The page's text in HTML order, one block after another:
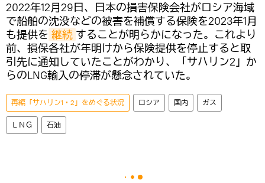
2022年12月29日、日本の損害保険会社がロシア海域
で船舶の沈没などの被害を補償する保険を2023年1月
も提供を 継続 することが明らかになった。これより
前、損保各社が年明けから保険提供を停止すると取
引先に通知していたことがわかり、「サハリン2」か
らのLNG輸入の停滞が懸念されていた。
再編「サハリン1・2」をめぐる状況 ロシア 国内 ガス
ＬＮＧ 石油